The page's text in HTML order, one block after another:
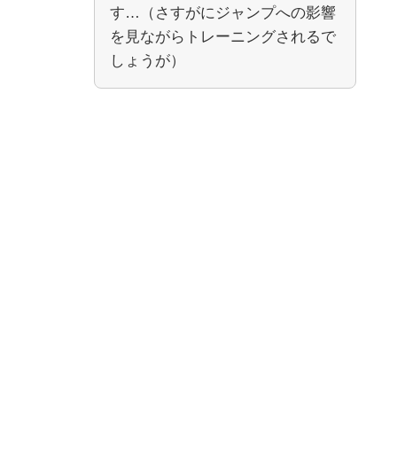
す…（さすがにジャンプへの影響
を見ながらトレーニングされるで
しょうが）